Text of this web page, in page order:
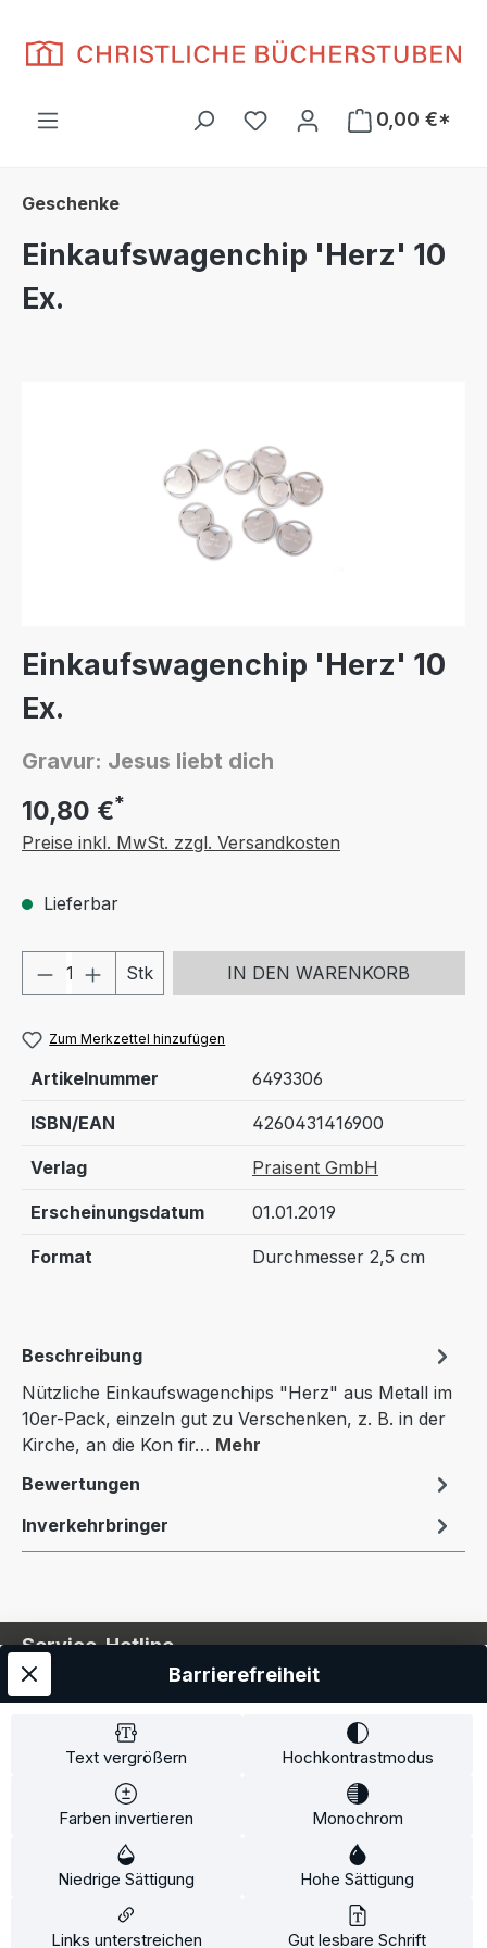
Du hast 0 Produkte auf
0,00 €*
Geschenke
Einkaufswagenchip 'Herz' 10
Ex.
Einkaufswagenchip 'Herz' 10
Ex.
Gravur: Jesus liebt dich
10,80 €*
Preise inkl. MwSt. zzgl. Versandkosten
Lieferbar
Produkt Anzahl: Gib den
Stk IN DEN WARENKORB
Zum Merkzettel hinzufügen
Artikelnummer 6493306
ISBN/EAN 4260431416900
Verlag Praisent GmbH
Erscheinungsdatum 01.01.2019
Format Durchmesser 2,5 cm
Beschreibung
Nützliche Einkaufswagenchips "Herz" aus Metall im
10er-Pack, einzeln gut zu Verschenken, z. B. in der
Kirche, an die Kon fir… Mehr
Bewertungen
Inverkehrbringer
Service-Hotline
Service
Information
* Alle Preise inkl. gesetzl. Mehrwertsteuer zzgl.
und ggf. Nachnahmegebühren, wenn
Text vergrößern Hochkontrastmodus
Farben invertieren Monochrom
Niedrige Sättigung Hohe Sättigung
Links unterstreichen Gut lesbare Schrift
Barrierefreiheit